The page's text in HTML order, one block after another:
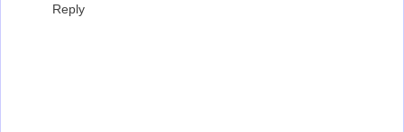
Reply